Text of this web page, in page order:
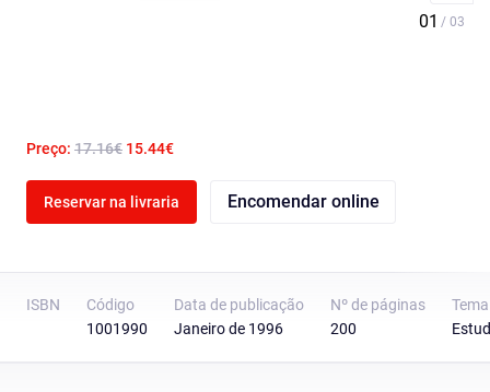
Preço: 17.16€ 15.44€
Reservar na livraria Encomendar online
ISBN
Código
1001990
Data de publicação
Janeiro de 1996
Nº de páginas
200
Tema